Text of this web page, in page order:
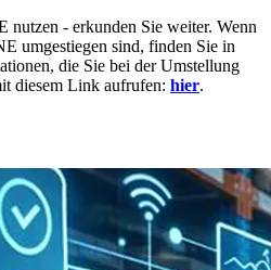
nutzen - erkunden Sie weiter. Wenn
umgestiegen sind, finden Sie in
die Sie bei der Umstellung
diesem Link aufrufen: hier.